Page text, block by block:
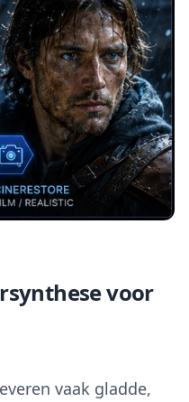
voor
vaak gladde,